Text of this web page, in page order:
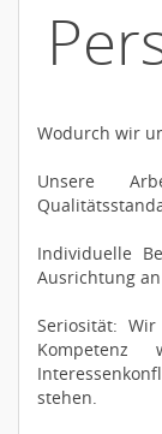
Wodurch wir
Unsere
Individuelle
Ausrichtung
Seriosität:
stehen.